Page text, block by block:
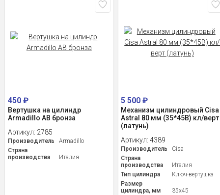
450 ₽
Вертушка на цилиндр
Armadillo AB бронза
Артикул: 2785
Производитель
Armadillo
Страна
производства
Италия
5 500₽
Механизм цилиндровый Cisa
Astral 80 мм (35*45В) кл/верт
(латунь)
Артикул:4389
Производитель
Cisa
Страна
производства
Италия
Тип цилиндра
Ключ-вертушка
Размер
цилиндра, мм
35x45